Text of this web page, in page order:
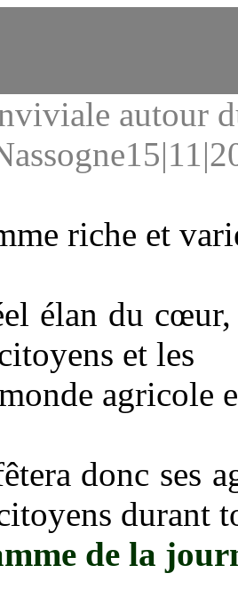
autour
riche et
élan du
et les
agricole
donc ses
durant
de la